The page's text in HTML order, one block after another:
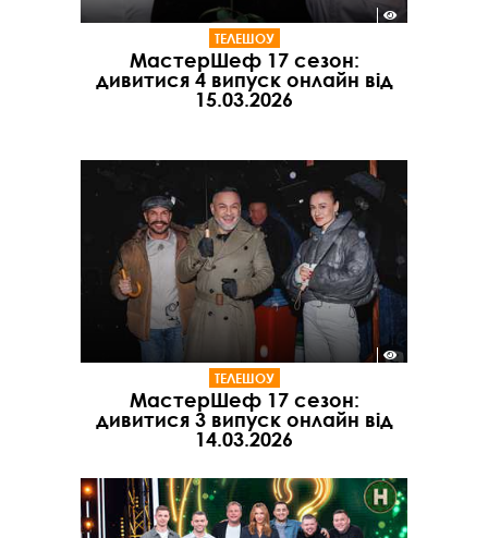
ТЕЛЕШОУ
МастерШеф 17 сезон:
дивитися 4 випуск онлайн від
15.03.2026
ТЕЛЕШОУ
МастерШеф 17 сезон:
дивитися 3 випуск онлайн від
14.03.2026